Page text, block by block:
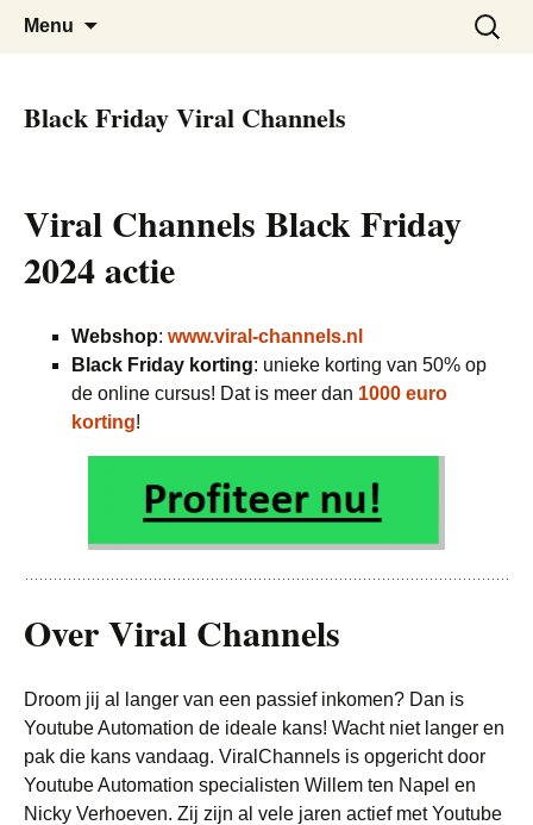
Black Friday Super SALE
De beste kortingen bij elkaar!
Menu
Zoeken
naar:
Black Friday Viral Channels
Viral Channels Black Friday
2024 actie
Webshop: www.viral-channels.nl
Black Friday korting: unieke korting van 50% op
de online cursus! Dat is meer dan 1000 euro
korting!
Over Viral Channels
Droom jij al langer van een passief inkomen? Dan is
Youtube Automation de ideale kans! Wacht niet langer en
pak die kans vandaag. ViralChannels is opgericht door
Youtube Automation specialisten Willem ten Napel en
Nicky Verhoeven. Zij zijn al vele jaren actief met Youtube